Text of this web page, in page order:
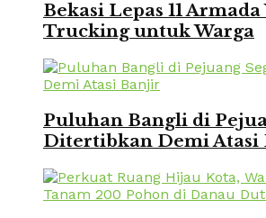
Bekasi Lepas 11
Trucking untuk Warga
Puluhan Bangli di
Ditertibkan Demi Atasi